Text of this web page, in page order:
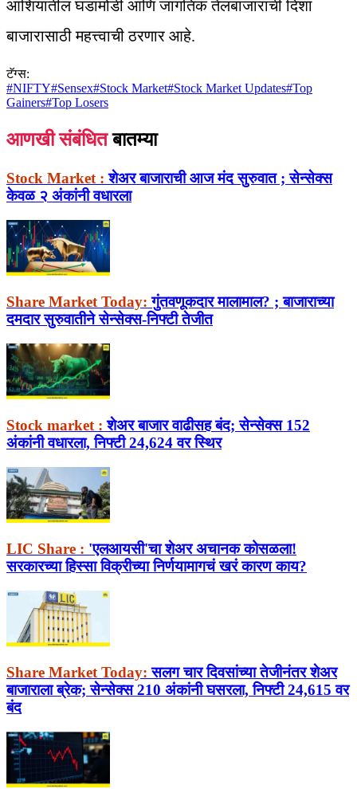
आशियातील घडामोडी आणि जागतिक तेलबाजाराची दिशा
बाजारासाठी महत्त्वाची ठरणार आहे.
टॅग्स:
#NIFTY#Sensex#Stock Market#Stock Market Updates#Top
Gainers#Top Losers
आणखी संबंधित बातम्या
Stock Market : शेअर बाजाराची आज मंद सुरुवात ; सेन्सेक्स
केवळ २ अंकांनी वधारला
Share Market Today: गुंतवणूकदार मालामाल? ; बाजाराच्या
दमदार सुरुवातीने सेन्सेक्स-निफ्टी तेजीत
Stock market : शेअर बाजार वाढीसह बंद; सेन्सेक्स 152
अंकांनी वधारला, निफ्टी 24,624 वर स्थिर
LIC Share : 'एलआयसी'चा शेअर अचानक कोसळला!
सरकारच्या हिस्सा विक्रीच्या निर्णयामागचं खरं कारण काय?
Share Market Today: सलग चार दिवसांच्या तेजीनंतर शेअर
बाजाराला ब्रेक; सेन्सेक्स 210 अंकांनी घसरला, निफ्टी 24,615 वर
बंद